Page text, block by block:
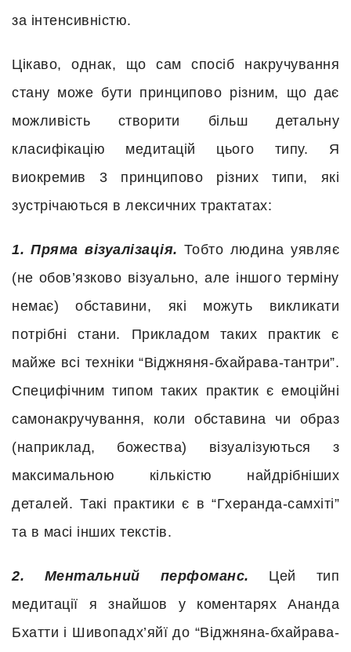
за інтенсивністю.
Цікаво, однак, що сам спосіб накручування
стану може бути принципово різним, що дає
можливість створити більш детальну
класифікацію медитацій цього типу. Я
виокремив 3 принципово різних типи, які
зустрічаються в лексичних трактатах:
1. Пряма візуалізація. Тобто людина уявляє
(не обов’язково візуально, але іншого терміну
немає) обставини, які можуть викликати
потрібні стани. Прикладом таких практик є
майже всі техніки “Віджняня-бхайрава-тантри”.
Специфічним типом таких практик є емоційні
самонакручування, коли обставина чи образ
(наприклад, божества) візуалізуються з
максимальною кількістю найдрібніших
деталей. Такі практики є в “Гхеранда-самхіті”
та в масі інших текстів.
2. Ментальний перфоманс. Цей тип
медитації я знайшов у коментарях Ананда
Бхатти і Шивопадх’яйї до “Віджняна-бхайрава-